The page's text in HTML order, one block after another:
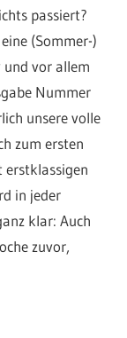
passiert?
(Sommer-)
und vor allem
Nummer
unsere volle
zum ersten
erstklassigen
in jeder
klar: Auch
zuvor,